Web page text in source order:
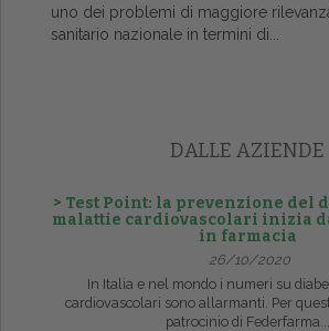
uno dei problemi di maggiore
sanitario nazionale in termini di...
DALLE AZIENDE
> Test Point: la prevenzione del
malattie cardiovascolari inizia
in farmacia
26/10/2020
In Italia e nel mondo i numeri su
cardiovascolari sono allarmanti. Per
patrocinio di Federfarma...